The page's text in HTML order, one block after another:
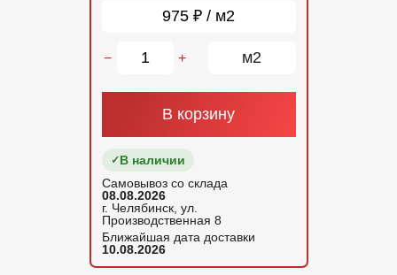
975 ₽ / м2
− + м2
В корзину
В наличии
Самовывоз со склада
08.08.2026
г. Челябинск, ул.
Производственная 8
Ближайшая дата доставки
10.08.2026